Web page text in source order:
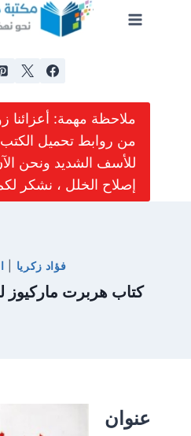
ملاحظة مهمة: أعزائنا
من روابط تحميل
للأسف الشديد ونحن
إصلاح الخلل ، نشكر
فؤاد زكريا
كتاب هربرت ماركيوز
عنوان